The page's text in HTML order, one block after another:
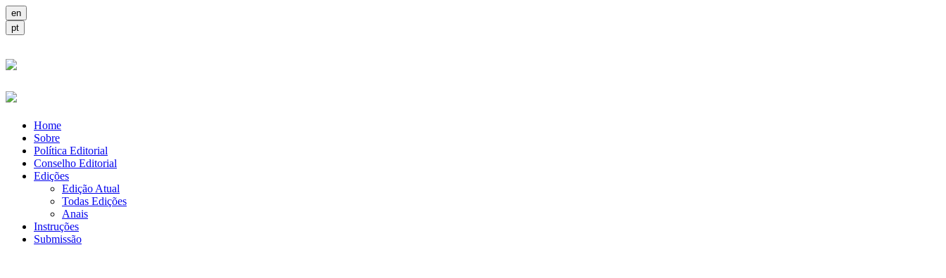
Home
Sobre
Política Editorial
Conselho Editorial
Edições
Edição Atual
Todas Edições
Anais
Instruções
Submissão